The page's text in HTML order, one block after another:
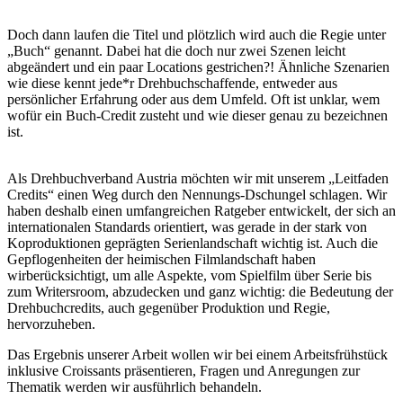
Doch dann laufen die Titel und plötzlich wird auch die Regie unter
„Buch“ genannt. Dabei hat die doch nur zwei Szenen leicht
abgeändert und ein paar Locations gestrichen?! Ähnliche Szenarien
wie diese kennt jede*r Drehbuchschaffende, entweder aus
persönlicher Erfahrung oder aus dem Umfeld. Oft ist unklar, wem
wofür ein Buch-Credit zusteht und wie dieser genau zu bezeichnen
ist.
Als Drehbuchverband Austria möchten wir mit unserem „Leitfaden
Credits“ einen Weg durch den Nennungs-Dschungel schlagen. Wir
haben deshalb einen umfangreichen Ratgeber entwickelt, der sich an
internationalen Standards orientiert, was gerade in der stark von
Koproduktionen geprägten Serienlandschaft wichtig ist. Auch die
Gepflogenheiten der heimischen Filmlandschaft haben
wirberücksichtigt, um alle Aspekte, vom Spielfilm über Serie bis
zum Writersroom, abzudecken und ganz wichtig: die Bedeutung der
Drehbuchcredits, auch gegenüber Produktion und Regie,
hervorzuheben.
Das Ergebnis unserer Arbeit wollen wir bei einem Arbeitsfrühstück
inklusive Croissants präsentieren, Fragen und Anregungen zur
Thematik werden wir ausführlich behandeln.